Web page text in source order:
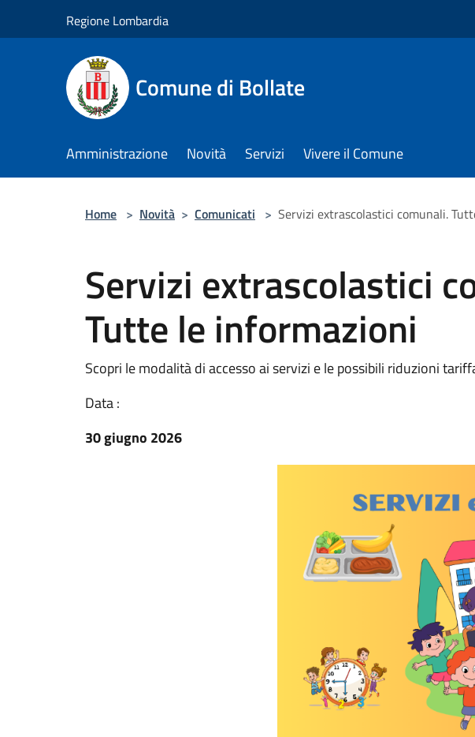
Regione Lombardia
Comune di Bollate
Amministrazione Novità Servizi Vivere il Comune
Home > Novità > Comunicati > Servizi extrascolastici comunali.
Servizi extrascolastici
Tutte le informazioni
Scopri le modalità di accesso ai servizi e le possibili riduzioni
Data :
30 giugno 2026